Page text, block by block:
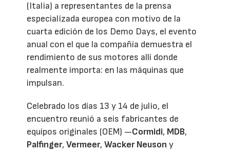
(Italia) a representantes de la prensa
especializada europea con motivo de la
cuarta edición de los Demo Days, el evento
anual con el que la compañía demuestra el
rendimiento de sus motores allí donde
realmente importa: en las máquinas que
impulsan.
Celebrado los días 13 y 14 de julio, el
encuentro reunió a seis fabricantes de
equipos originales (OEM) —Cormidi, MDB,
Palfinger,Vermeer,Wacker Neuson y